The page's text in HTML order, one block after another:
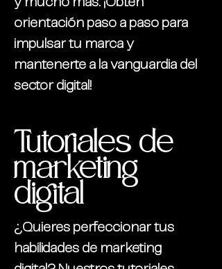
orientación paso a paso para
impulsar tu marca y
mantenerte a la vanguardia del
sector digital!
Tutoriales de
marketing
digital
¿Quieres perfeccionar tus
habilidades de marketing